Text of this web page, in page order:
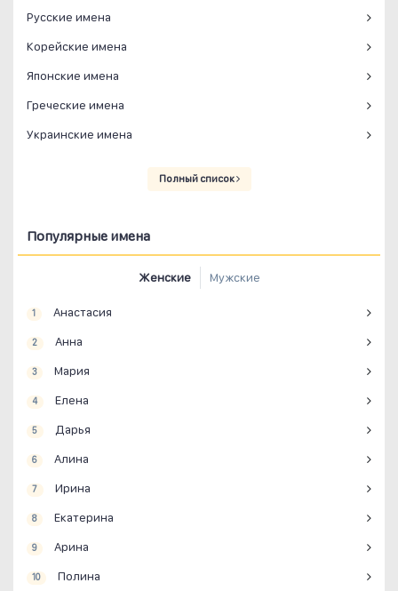
Русские имена
Корейские имена
Японские имена
Греческие имена
Украинские имена
Полный список
Популярные имена
Женские Мужские
1 Анастасия
2 Анна
3 Мария
4 Елена
5 Дарья
6 Алина
7 Ирина
8 Екатерина
9 Арина
10 Полина